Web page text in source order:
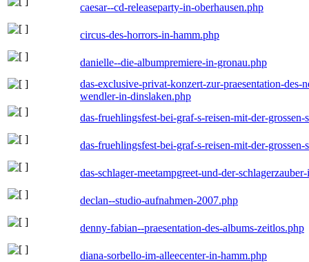
caesar--cd-releaseparty-in-oberhausen.php
circus-des-horrors-in-hamm.php
danielle--die-albumpremiere-in-gronau.php
das-exclusive-privat-konzert-zur-praesentation-
wendler-in-dinslaken.php
das-fruehlingsfest-bei-graf-s-reisen-mit-der-
das-fruehlingsfest-bei-graf-s-reisen-mit-der-
das-schlager-meetampgreet-und-der-
declan--studio-aufnahmen-2007.php
denny-fabian--praesentation-des-albums-zeitlos.php
diana-sorbello-im-alleecenter-in-hamm.php